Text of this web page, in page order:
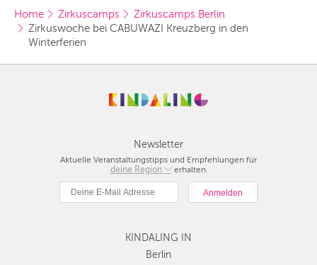
Home Zirkuscamps
Zirkuscamps Berlin
Zirkuswoche bei CABUWAZI Kreuzberg in den
Winterferien
Newsletter
Aktuelle Veranstaltungstipps und Empfehlungen für
deine Region
Berlin
Hamburg
Köln
Düsseldorf
erhalten.
KINDALING IN
Berlin